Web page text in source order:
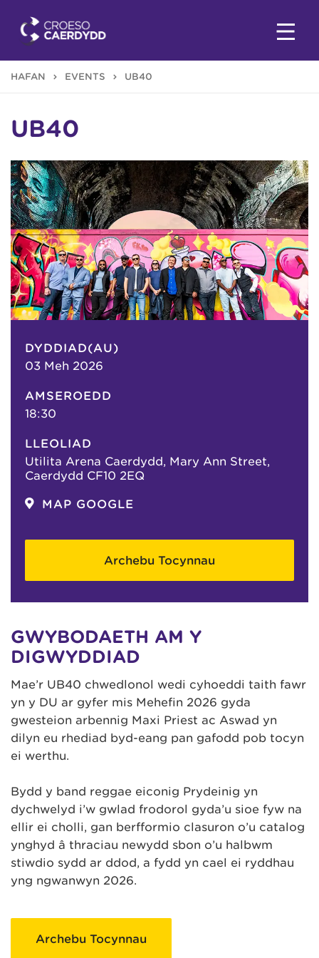
HAFAN EVENTS UB40
UB40
DYDDIAD(AU)
03 Meh 2026
AMSEROEDD
18:30
LLEOLIAD
Utilita Arena Caerdydd, Mary Ann Street,
Caerdydd CF10 2EQ
MAP GOOGLE
Archebu Tocynnau
GWYBODAETH AM Y
DIGWYDDIAD
Mae’r UB40 chwedlonol wedi cyhoeddi taith fawr
yn y DU ar gyfer mis Mehefin 2026 gyda
gwesteion arbennig Maxi Priest ac Aswad yn
dilyn eu rhediad byd-eang pan gafodd pob tocyn
ei werthu.
Bydd y band reggae eiconig Prydeinig yn
dychwelyd i’w gwlad frodorol gyda’u sioe fyw na
ellir ei cholli, gan berfformio clasuron o’u catalog
ynghyd â thraciau newydd sbon o’u halbwm
stiwdio sydd ar ddod, a fydd yn cael ei ryddhau
yng ngwanwyn 2026.
Archebu Tocynnau